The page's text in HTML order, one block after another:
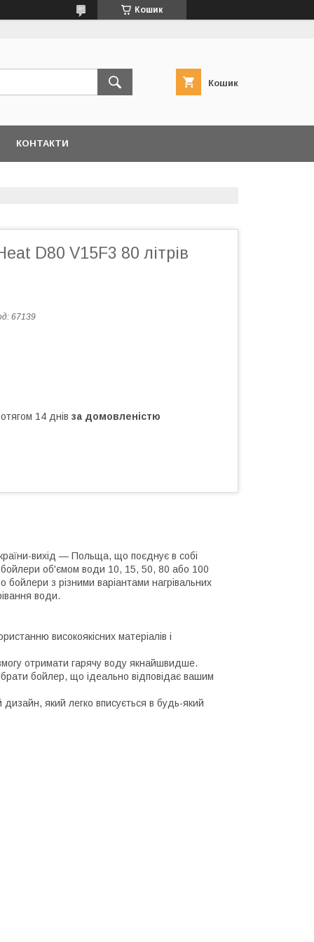
Кошик
Кошик
КОНТАКТИ
D80 V15F3 80 літрів
67139
14 днів за домовленістю
вихід — Польща, що поєднує в собі
бойлери об'ємом води 10, 15, 50, 80 або 100
з різними варіантами нагрівальних
води.
високоякісних матеріалів і
отримати гарячу воду якнайшвидше.
бойлер, що ідеально відповідає вашим
який легко вписується в будь-який